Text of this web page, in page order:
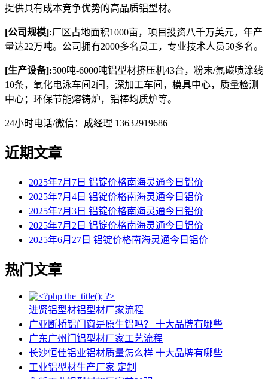
提供具有成本竞争优势的高品质铝型材。
[公司规模]:厂区占地面积1000亩，项目投资八千万美元，年产
量达22万吨。公司拥有2000多名员工，专业技术人员50多名。
[生产设备]:500吨-6000吨铝型材挤压机43台，粉末/氟碳喷涂线
10条，氧化电泳车间2间，深加工车间，模具中心，质量检测
中心；环保节能熔铸炉，铝棒均质炉等。
24小时电话/微信：成经理 13632919686
近期文章
2025年7月7日 铝锭价格南海灵通今日铝价
2025年7月4日 铝锭价格南海灵通今日铝价
2025年7月3日 铝锭价格南海灵通今日铝价
2025年7月2日 铝锭价格南海灵通今日铝价
2025年6月27日 铝锭价格南海灵通今日铝价
热门文章
进贤铝型材铝型材厂家流程
广亚断桥铝门窗是原生铝吗？ 十大品牌有哪些
广东广州门铝型材厂家工艺流程
长沙恒佳铝业铝材质量怎么样 十大品牌有哪些
工业铝型材生产厂家 定制